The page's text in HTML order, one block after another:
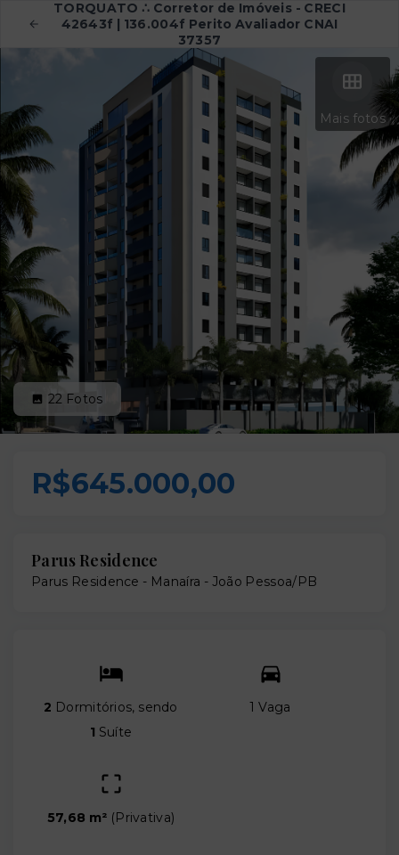
TORQUATO ∴ Corretor de Imóveis - CRECI
42643f | 136.004f Perito Avaliador CNAI
37357
Mais fotos
22 Fotos
R$645.000,00
Parus Residence
Parus Residence - Manaíra - João Pessoa/PB
2 Dormitórios, sendo
1 Suíte
1 Vaga
57,68 m² (Privativa)